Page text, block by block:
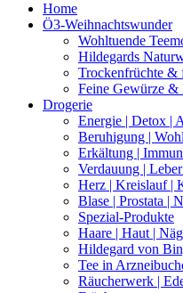
Home
Ö3-Weihnachtswunder
Wohltuende
Hildegards
Trockenfrüchte &
Feine Gewürze &
Drogerie
Energie | Detox |
Beruhigung |
Erkältung |
Verdauung |
Herz | Kreislauf |
Blase | Prostata |
Spezial-Produkte
Haare | Haut |
Hildegard von
Tee in
Räucherwerk |